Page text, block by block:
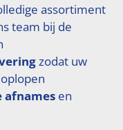
assortiment
team bij de
zodat uw
en